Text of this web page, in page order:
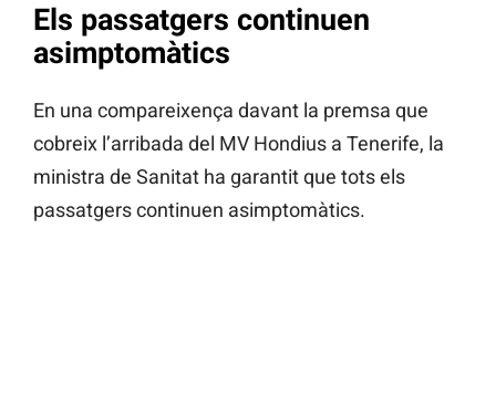
Els passatgers continuen
asimptomàtics
En una compareixença davant la premsa que
cobreix l’arribada del MV Hondius a Tenerife, la
ministra de Sanitat ha garantit que tots els
passatgers continuen asimptomàtics.